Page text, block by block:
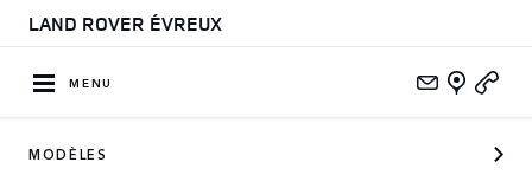
LAND ROVER ÉVREUX
MENU
MODÈLES